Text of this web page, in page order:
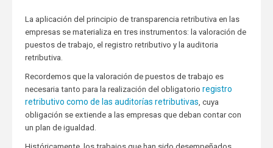
La aplicación del principio de transparencia retributiva en las
empresas se materializa en tres instrumentos: la valoración de
puestos de trabajo, el registro retributivo y la auditoria
retributiva.
Recordemos que la valoración de puestos de trabajo es
necesaria tanto para la realización del obligatorio registro
retributivo como de las auditorías retributivas , cuya
obligación se extiende a las empresas que deban contar con
un plan de igualdad.